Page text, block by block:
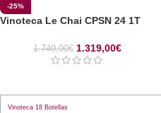
-25%
Vinoteca Le Chai CPSN 24 1T
1.749,00€ 1.319,00€
Vinoteca 18 Botellas